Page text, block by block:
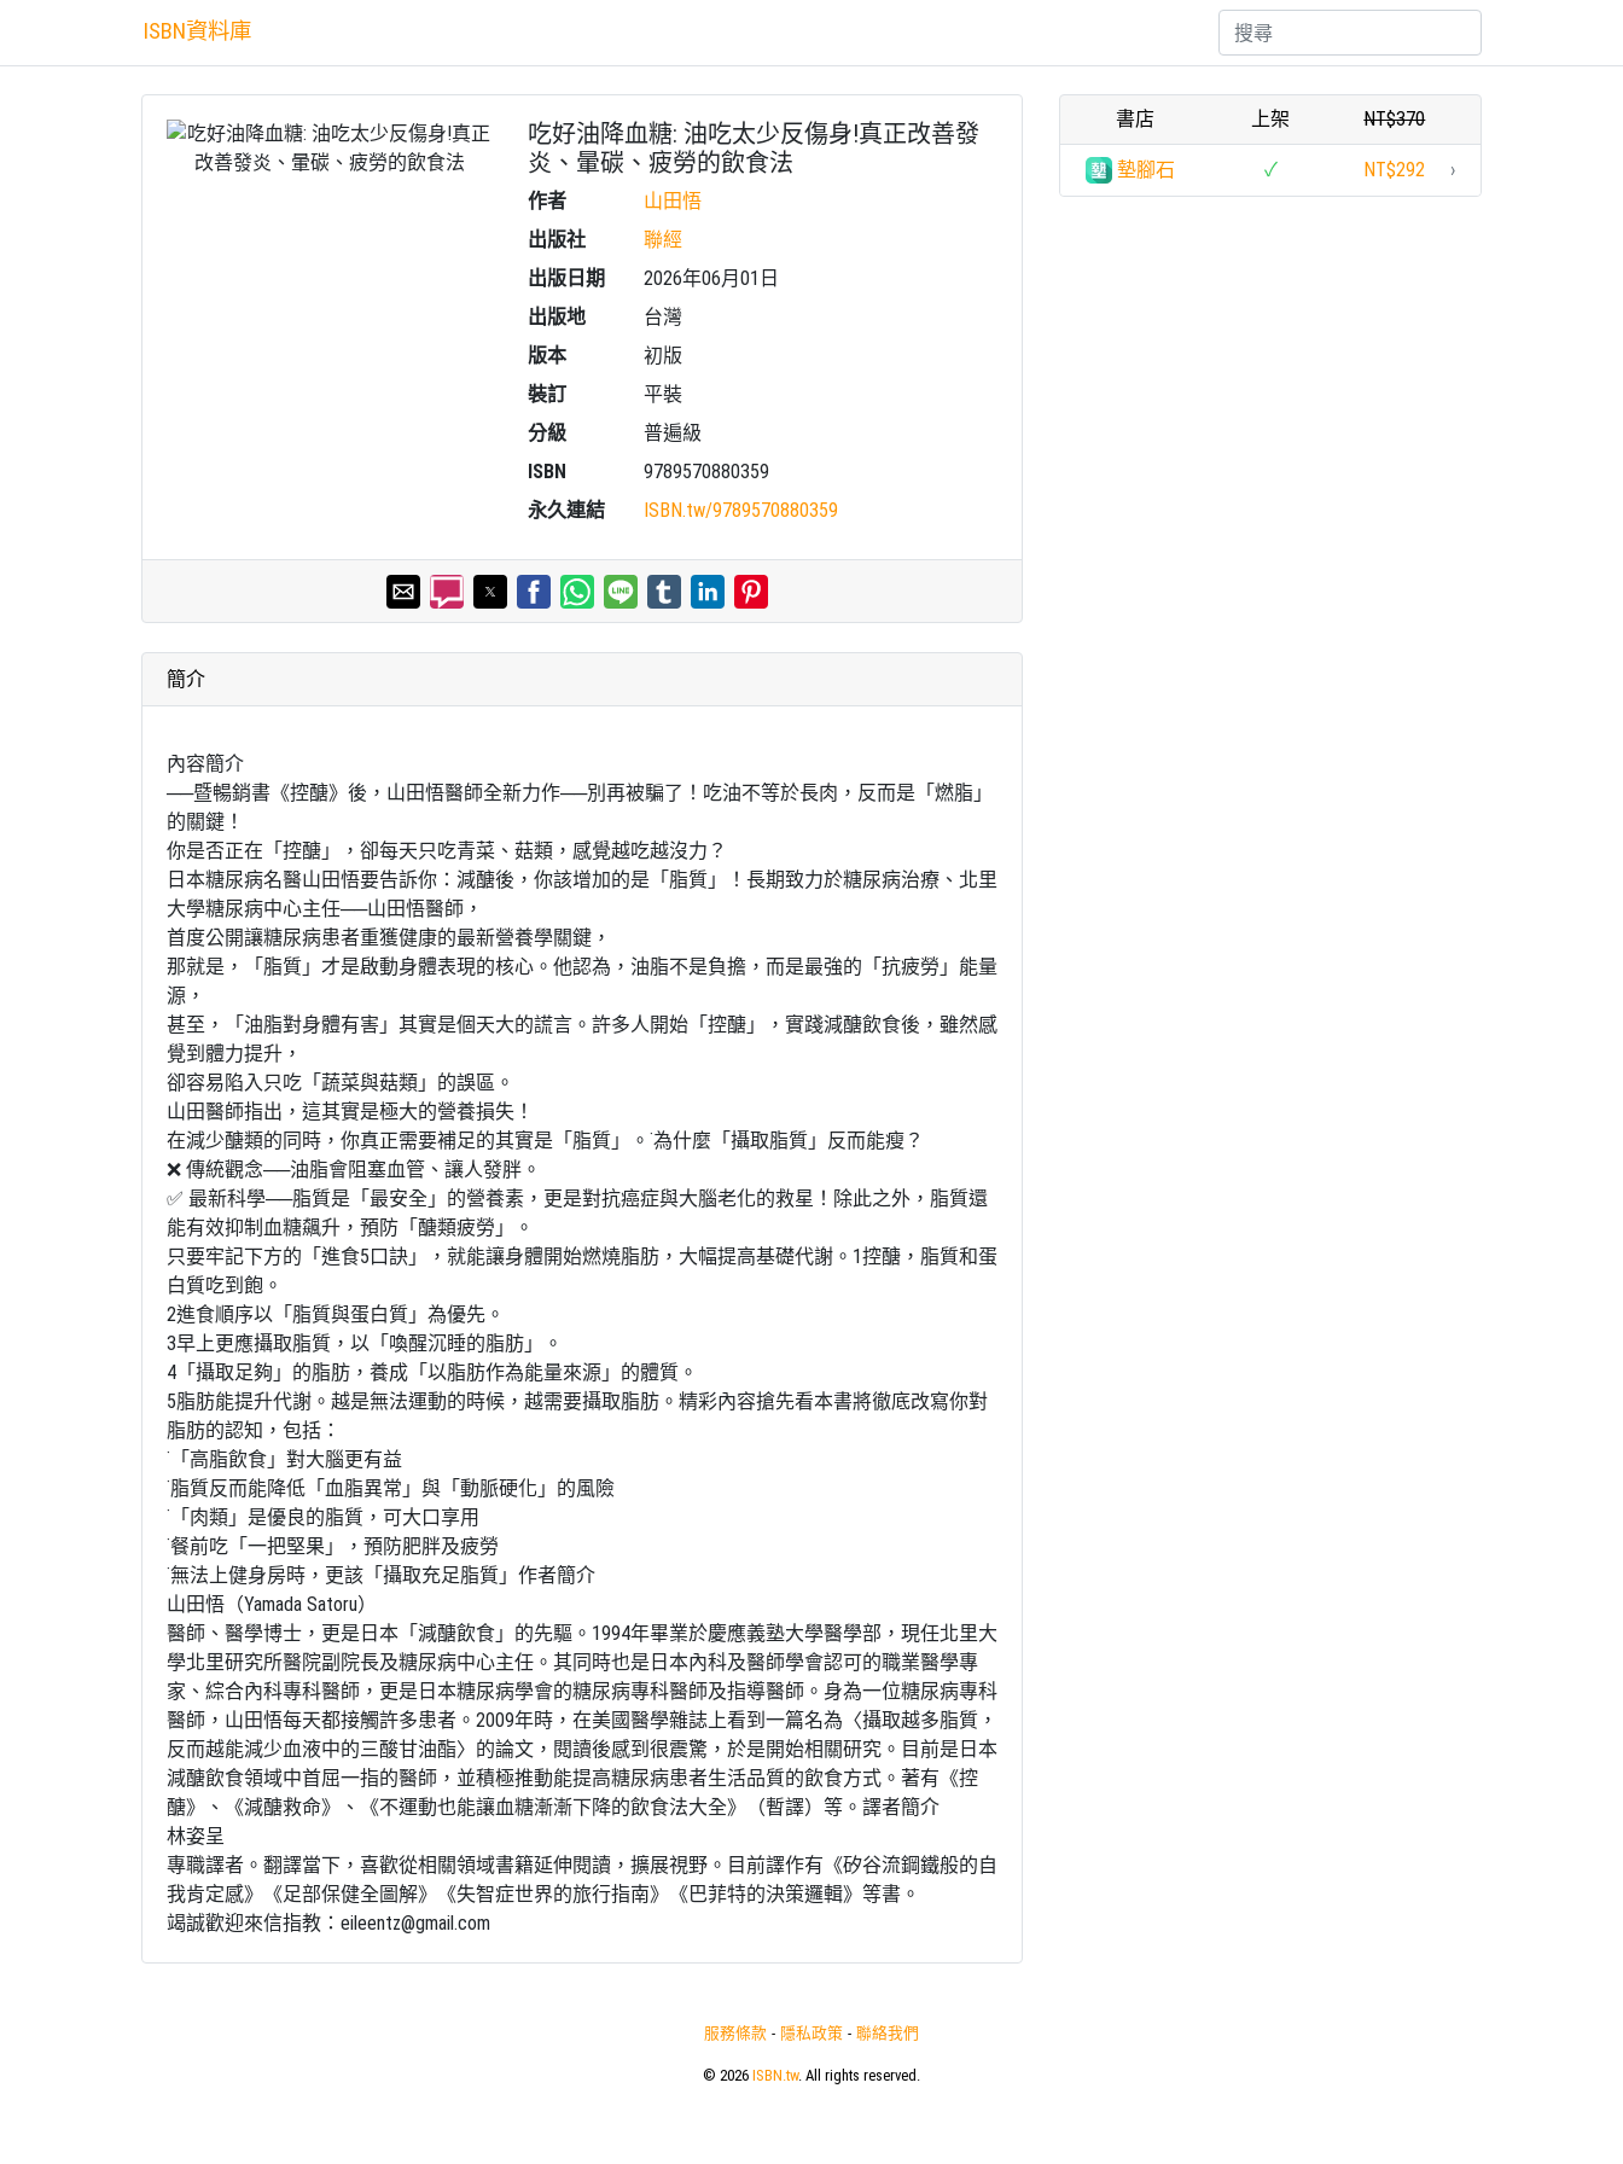
ISBN資料庫
吃好油降血糖: 油吃太少反傷身!真正改善發
炎、暈碳、疲勞的飲食法
作者
山田悟
出版社
聯經
出版日期
2026年06月01日
出版地
台灣
版本
初版
裝訂
平裝
分級
普遍級
ISBN
9789570880359
永久連結
ISBN.tw/9789570880359
書店 上架 NT$370
墊腳石 ✓ NT$292 ›
簡介
內容簡介
──暨暢銷書《控醣》後，山田悟醫師全新力作──別再被騙了！吃油不等於長肉，反而是「燃脂」
的關鍵！
你是否正在「控醣」，卻每天只吃青菜、菇類，感覺越吃越沒力？
日本糖尿病名醫山田悟要告訴你：減醣後，你該增加的是「脂質」！長期致力於糖尿病治療、北里
大學糖尿病中心主任──山田悟醫師，
首度公開讓糖尿病患者重獲健康的最新營養學關鍵，
那就是，「脂質」才是啟動身體表現的核心。他認為，油脂不是負擔，而是最強的「抗疲勞」能量
源，
甚至，「油脂對身體有害」其實是個天大的謊言。許多人開始「控醣」，實踐減醣飲食後，雖然感
覺到體力提升，
卻容易陷入只吃「蔬菜與菇類」的誤區。
山田醫師指出，這其實是極大的營養損失！
在減少醣類的同時，你真正需要補足的其實是「脂質」。˙為什麼「攝取脂質」反而能瘦？
❌ 傳統觀念──油脂會阻塞血管、讓人發胖。
✅ 最新科學──脂質是「最安全」的營養素，更是對抗癌症與大腦老化的救星！除此之外，脂質還
能有效抑制血糖飆升，預防「醣類疲勞」。
只要牢記下方的「進食5口訣」，就能讓身體開始燃燒脂肪，大幅提高基礎代謝。1控醣，脂質和蛋
白質吃到飽。
2進食順序以「脂質與蛋白質」為優先。
3早上更應攝取脂質，以「喚醒沉睡的脂肪」。
4「攝取足夠」的脂肪，養成「以脂肪作為能量來源」的體質。
5脂肪能提升代謝。越是無法運動的時候，越需要攝取脂肪。精彩內容搶先看本書將徹底改寫你對
脂肪的認知，包括：
˙「高脂飲食」對大腦更有益
˙脂質反而能降低「血脂異常」與「動脈硬化」的風險
˙「肉類」是優良的脂質，可大口享用
˙餐前吃「一把堅果」，預防肥胖及疲勞
˙無法上健身房時，更該「攝取充足脂質」作者簡介
山田悟（Yamada Satoru）
醫師、醫學博士，更是日本「減醣飲食」的先驅。1994年畢業於慶應義塾大學醫學部，現任北里大
學北里研究所醫院副院長及糖尿病中心主任。其同時也是日本內科及醫師學會認可的職業醫學專
家、綜合內科專科醫師，更是日本糖尿病學會的糖尿病專科醫師及指導醫師。身為一位糖尿病專科
醫師，山田悟每天都接觸許多患者。2009年時，在美國醫學雜誌上看到一篇名為〈攝取越多脂質，
反而越能減少血液中的三酸甘油酯〉的論文，閱讀後感到很震驚，於是開始相關研究。目前是日本
減醣飲食領域中首屈一指的醫師，並積極推動能提高糖尿病患者生活品質的飲食方式。著有《控
醣》、《減醣救命》、《不運動也能讓血糖漸漸下降的飲食法大全》（暫譯）等。譯者簡介
林姿呈
專職譯者。翻譯當下，喜歡從相關領域書籍延伸閱讀，擴展視野。目前譯作有《矽谷流鋼鐵般的自
我肯定感》《足部保健全圖解》《失智症世界的旅行指南》《巴菲特的決策邏輯》等書。
竭誠歡迎來信指教：eileentz@gmail.com
服務條款 - 隱私政策 - 聯絡我們
© 2026 ISBN.tw. All rights reserved.